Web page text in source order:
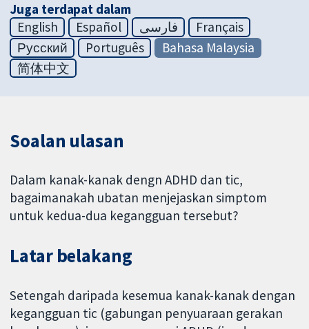
Juga terdapat dalam
English
Español فارسی
Français
Русский
Português
Bahasa Malaysia
简体中文
Soalan ulasan
Dalam kanak-kanak dengn ADHD dan tic,
bagaimanakah ubatan menjejaskan simptom
untuk kedua-dua kegangguan tersebut?
Latar belakang
Setengah daripada kesemua kanak-kanak dengan
kegangguan tic (gabungan penyuaraan gerakan